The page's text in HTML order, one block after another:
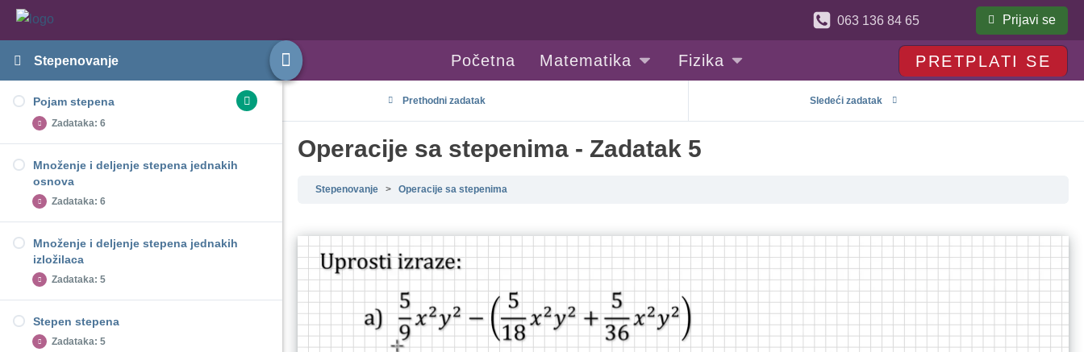
Stepenovanje
Pojam stepena
Zadataka: 6
Pojam stepena - Zadatak 1
Pojam stepena - Zadatak 2
Pojam stepena - Zadatak 3
Pojam stepena - Zadatak 4
Množenje i deljenje stepena jednakih
osnova
Zadataka: 6
Množenje i deljenje stepena jednakih osnova -
Zadatak 1
Množenje i deljenje stepena jednakih osnova -
Zadatak 3
Množenje i deljenje stepena jednakih
izložilaca
Zadataka: 5
Množenje i deljenje stepena jednakih
izložilaca - Zadatak 1
Stepen stepena
Zadataka: 5
063 136 84 65 Prijavi se
Početna Matematika Fizika PRETPLATI SE
Prethodni zadatak Sledeći zadatak
Operacije sa stepenima - Zadatak 5
Stepenovanje Operacije sa stepenima